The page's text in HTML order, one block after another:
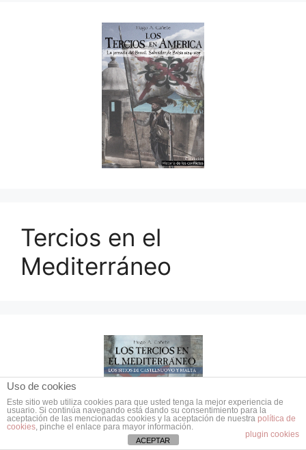
Tercios en el
Mediterráneo
Uso de cookies
Este sitio web utiliza cookies para que usted tenga la mejor experiencia de
usuario. Si continúa navegando está dando su consentimiento para la
aceptación de las mencionadas cookies y la aceptación de nuestra política de
cookies, pinche el enlace para mayor información.
plugin cookies
ACEPTAR